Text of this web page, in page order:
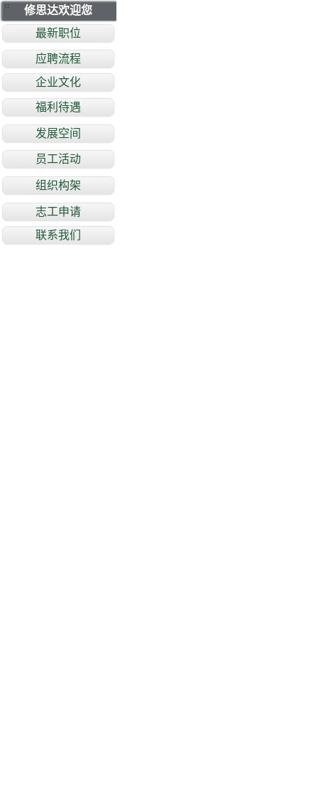
修思达欢迎您
最新职位
应聘流程
企业文化
福利待遇
发展空间
员工活动
组织构架
志工申请
联系我们